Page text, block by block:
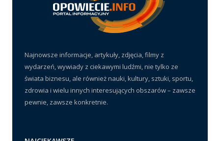
Najnowsze informacje, artykuły, zdjęcia, filmy z
wydarzeń, wywiady z ciekawymi ludźmi, nie tylko ze
świata biznesu, ale również nauki, kultury, sztuki, sportu,
zdrowia i wielu innych interesujących obszarów – zawsze
pewnie, zawsze konkretnie.